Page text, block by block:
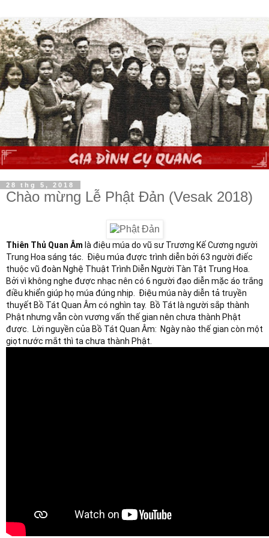
28 thg 5, 2018
Chào mừng Lễ Phật Đản (Vesak 2018)
Thiên Thủ Quan Âm là điệu múa do vũ sư Trương Kế Cương người
Trung Hoa sáng tác.  Điệu múa được trình diễn bởi 63 người điếc
thuộc vũ đoàn Nghệ Thuật Trình Diễn Người Tàn Tật Trung Hoa.
Bởi vì không nghe được nhạc nên có 6 người đạo diễn mặc áo trắng
điều khiển giúp họ múa đúng nhịp.  Điệu múa này diễn tả truyền
thuyết Bồ Tát Quan Âm có nghìn tay.  Bồ Tát là người sắp thành
Phật nhưng vẫn còn vương vấn thế gian nên chưa thành Phật
được.  Lời nguyền của Bồ Tát Quan Âm:  Ngày nào thế gian còn một
giọt nước mắt thì ta chưa thành Phật.